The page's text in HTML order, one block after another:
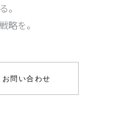
。
略を。
お問い合わせ